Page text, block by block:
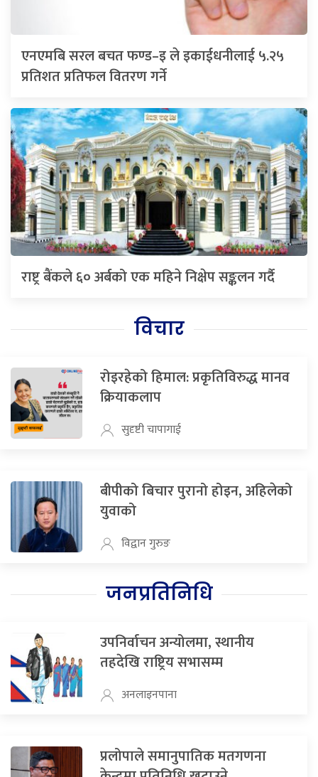
एनएमबि सरल बचत फण्ड–इ ले इकाईधनीलाई ५.२५
प्रतिशत प्रतिफल वितरण गर्ने
राष्ट्र बैंकले ६० अर्बको एक महिने निक्षेप सङ्कलन गर्दै
विचार
रोइरहेको हिमाल: प्रकृतिविरुद्ध मानव
क्रियाकलाप
सुदृष्टी चापागाई
बीपीको बिचार पुरानो होइन, अहिलेको
युवाको
विद्वान गुरुङ
जनप्रतिनिधि
उपनिर्वाचन अन्योलमा, स्थानीय
तहदेखि राष्ट्रिय सभासम्म
अनलाइनपाना
प्रलोपाले समानुपातिक मतगणना